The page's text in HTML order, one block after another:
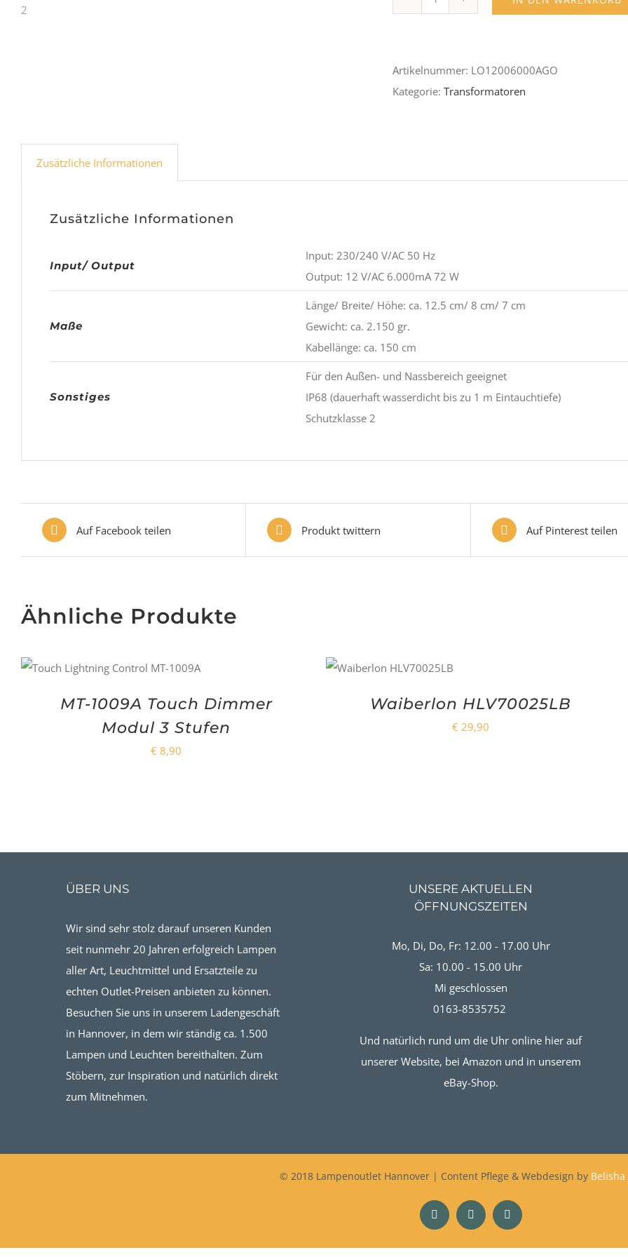
72
W
Artikelnummer: LO12006000AGO
Kategorie: Transformatoren
Zusätzliche Informationen
Zusätzliche Informationen
Input/ Output
Input: 230/240 V/AC 50 Hz
Output: 12 V/AC 6.000mA 72 W
Maße
Länge/ Breite/ Höhe: ca. 12.5 cm/ 8 cm/ 7 cm
Gewicht: ca. 2.150 gr.
Kabellänge: ca. 150 cm
Sonstiges
Für den Außen- und Nassbereich geeignet
IP68 (dauerhaft wasserdicht bis zu 1 m Eintauchtiefe)
Schutzklasse 2
Auf Facebook teilen Produkt twittern Auf Pinterest teilen
Ähnliche Produkte
MT-1009A Touch Dimmer
Modul 3 Stufen
€ 8,90
Waiberlon HLV70025LB
€ 29,90
ÜBER UNS
Wir sind sehr stolz darauf unseren Kunden
seit nunmehr 20 Jahren erfolgreich Lampen
aller Art, Leuchtmittel und Ersatzteile zu
echten Outlet-Preisen anbieten zu können.
Besuchen Sie uns in unserem Ladengeschäft
in Hannover, in dem wir ständig ca. 1.500
Lampen und Leuchten bereithalten. Zum
Stöbern, zur Inspiration und natürlich direkt
zum Mitnehmen.
UNSERE AKTUELLEN
ÖFFNUNGSZEITEN
Mo, Di, Do, Fr: 12.00 - 17.00 Uhr
Sa: 10.00 - 15.00 Uhr
Mi geschlossen
0163-8535752
Und natürlich rund um die Uhr online hier auf
unserer Website, bei Amazon und in unserem
eBay-Shop.
© 2018 Lampenoutlet Hannover | Content Pflege & Webdesign by Belisha
FacebookInstagram
X